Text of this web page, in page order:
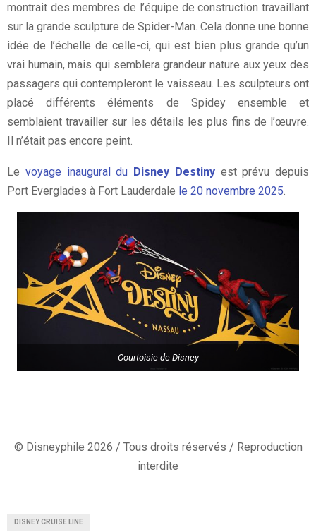
montrait des membres de l’équipe de construction travaillant
sur la grande sculpture de Spider-Man. Cela donne une bonne
idée de l’échelle de celle-ci, qui est bien plus grande qu’un
vrai humain, mais qui semblera grandeur nature aux yeux des
passagers qui contempleront le vaisseau. Les sculpteurs ont
placé différents éléments de Spidey ensemble et
semblaient travailler sur les détails les plus fins de l’œuvre.
Il n’était pas encore peint.
Le voyage inaugural du Disney Destiny est prévu depuis
Port Everglades à Fort Lauderdale le 20 novembre 2025.
Courtoisie de Disney
© Disneyphile 2026 / Tous droits réservés / Reproduction
interdite
DISNEY CRUISE LINE